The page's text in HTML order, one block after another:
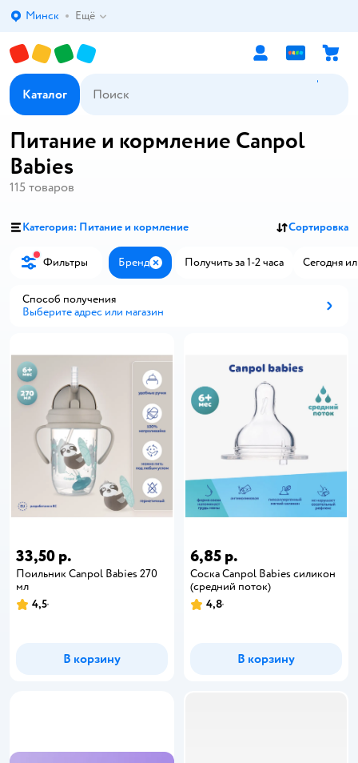
Выбор адреса доставки.
Минск Ещё
Каталог
Питание и кормление Canpol
Babies
115 товаров
Категория: Питание и кормление Сортировка
Фильтры Бренд ЗакрытьПолучить за 1-2 часа Сегодня
Способ получения
Выберите адрес или магазин
33,50 р.
Поильник Canpol Babies 270
мл
4,5
В корзину
6,85 р.
Соска Canpol Babies силикон
(средний поток)
4,8
В корзину